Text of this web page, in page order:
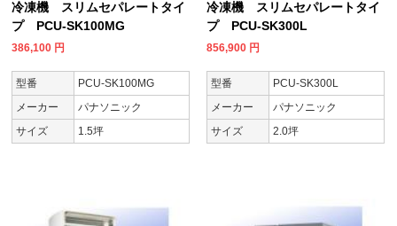
冷凍機 スリムセパレートタイ
プ PCU-SK100MG
386,100 円
型番
PCU-SK100MG
メーカー
パナソニック
サイズ
1.5坪
冷凍機 スリムセパレートタイ
プ PCU-SK300L
856,900 円
型番
PCU-SK300L
メーカー
パナソニック
サイズ
2.0坪